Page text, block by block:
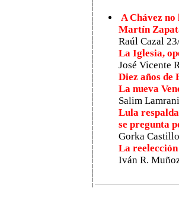
A Chávez
Martín
Raúl Cazal
La Iglesia,
José Vicente
Diez años
La nueva
Salim
Lula
se pregunta
Gorka
La
Iván R.